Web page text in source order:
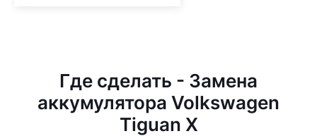
Где сделать - Замена
аккумулятора Volkswagen
Tiguan X